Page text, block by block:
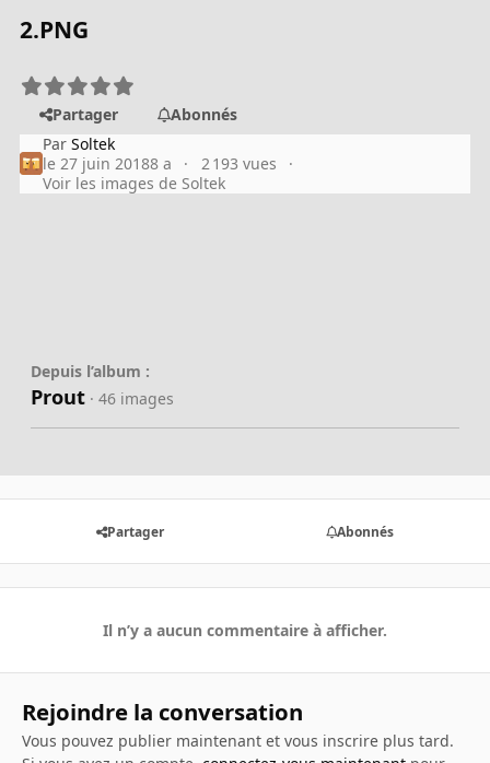
2.PNG
Partager
Abonnés
ParSoltek
le 27 juin 20188 a
2 193 vues
Voir les images de Soltek
Depuis l’album :
Prout · 46 images
Partager Abonnés
Il n’y a aucun commentaire à afficher.
Rejoindre la conversation
Vous pouvez publier maintenant et vous inscrire plus tard.